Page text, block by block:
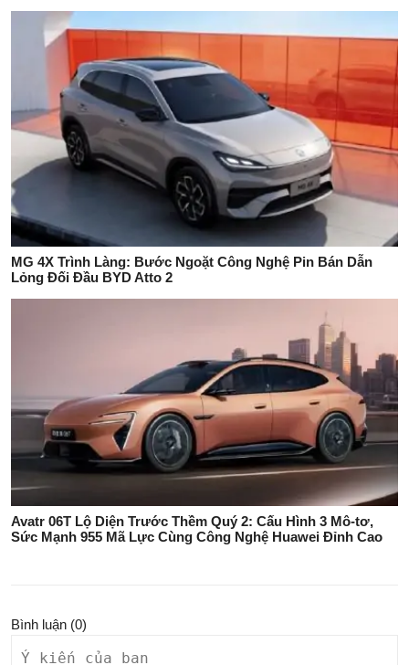
MG 4X Trình Làng: Bước Ngoặt Công Nghệ Pin Bán Dẫn
Lỏng Đối Đầu BYD Atto 2
Avatr 06T Lộ Diện Trước Thềm Quý 2: Cấu Hình 3 Mô-tơ,
Sức Mạnh 955 Mã Lực Cùng Công Nghệ Huawei Đỉnh Cao
Bình luận (0)